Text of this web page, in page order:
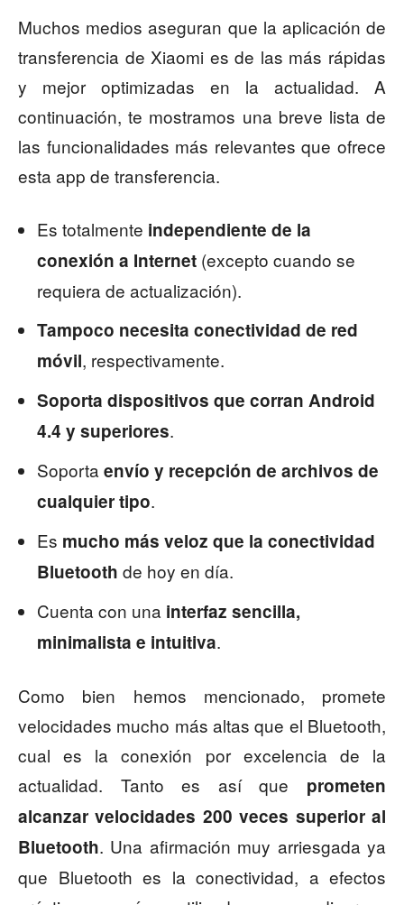
Muchos medios aseguran que la aplicación de
transferencia de Xiaomi es de las más rápidas
y mejor optimizadas en la actualidad. A
continuación, te mostramos una breve lista de
las funcionalidades más relevantes que ofrece
esta app de transferencia.
Es totalmente independiente de la
conexión a Internet (excepto cuando se
requiera de actualización).
Tampoco necesita conectividad de red
móvil, respectivamente.
Soporta dispositivos que corran Android
4.4 y superiores.
Soporta envío y recepción de archivos de
cualquier tipo.
Es mucho más veloz que la conectividad
Bluetooth de hoy en día.
Cuenta con una interfaz sencilla,
minimalista e intuitiva.
Como bien hemos mencionado, promete
velocidades mucho más altas que el Bluetooth,
cual es la conexión por excelencia de la
actualidad. Tanto es así que prometen
alcanzar velocidades 200 veces superior al
Bluetooth. Una afirmación muy arriesgada ya
que Bluetooth es la conectividad, a efectos